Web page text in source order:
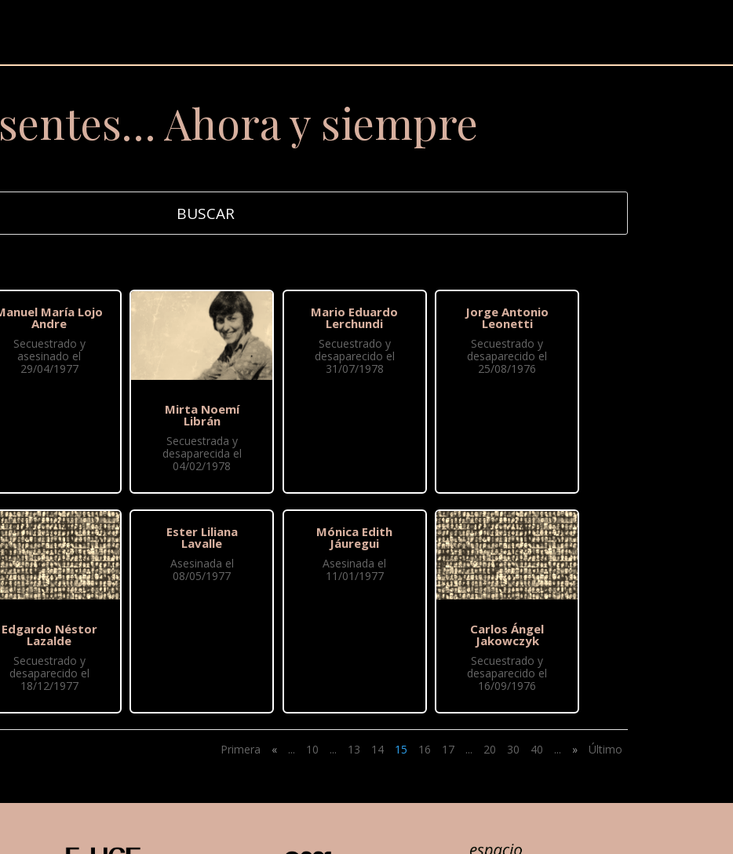
Ahora y siempre
María Lojo
Andre
Secuestrado y
asesinado el
29/04/1977
Edgardo Néstor
Lazalde
Secuestrado y
desaparecido el
18/12/1977
Mirta Noemí
Librán
Secuestrada y
desaparecida el
04/02/1978
Ester Liliana
Lavalle
Asesinada el
08/05/1977
Mario Eduardo
Lerchundi
Secuestrado y
desaparecido el
31/07/1978
Mónica Edith
Jáuregui
Asesinada el
11/01/1977
Jorge Antonio
Leonetti
Secuestrado y
desaparecido el
25/08/1976
Carlos Ángel
Jakowczyk
Secuestrado y
desaparecido el
16/09/1976
Primera « ... 10 ... 13 14 15 16 17 ... 20 30 40 ... » Último